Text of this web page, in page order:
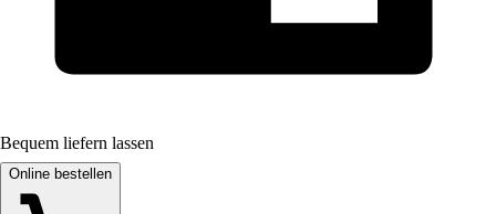
Bequem liefern lassen
Online bestellen